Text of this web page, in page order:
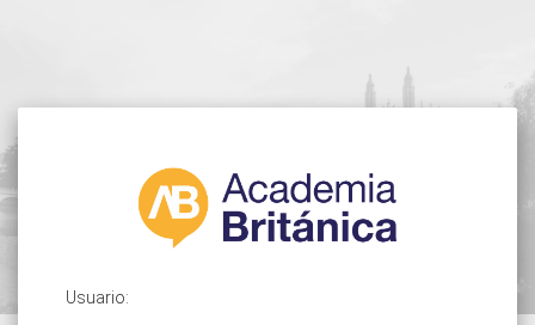
Usuario: